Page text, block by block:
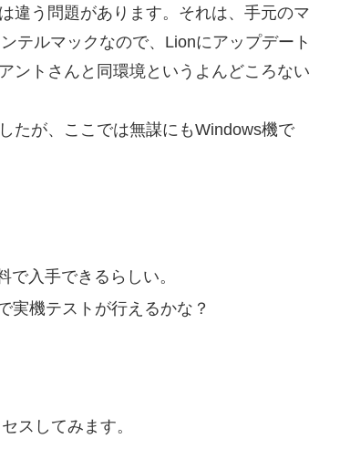
違う問題があります。それは、手元のマ
テルマックなので、Lionにアップデート
ントさんと同環境というよんどころない
たが、ここでは無謀にもWindows機で
入手できるらしい。
実機テストが行えるかな？
スしてみます。